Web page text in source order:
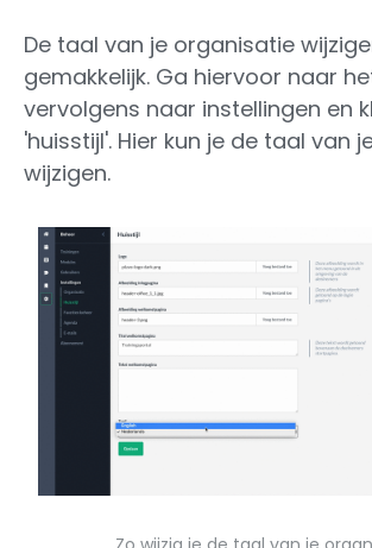
De taal van je organisatie
gemakkelijk. Ga hiervoor naar
vervolgens naar instellingen en
'huisstijl'. Hier kun je de taal van
wijzigen.